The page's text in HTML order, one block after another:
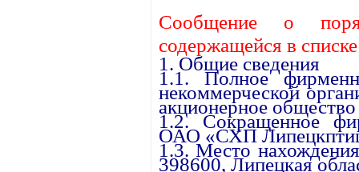
Сообщение о
содержащейся в
1. Общие сведения
1.1. Полное
некоммерческой
акционерное
1.2. Сокращенное
ОАО «СХП
1.3. Место
398600, Липецкая